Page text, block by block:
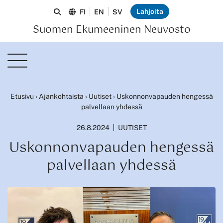
Suomen Ekumeeninen Neuvosto
FI EN SV Lahjoita
Etusivu › Ajankohtaista › Uutiset› Uskonnonvapauden hengessä
palvellaan yhdessä
26.8.2024 UUTISET
Uskonnonvapauden hengessä
palvellaan yhdessä